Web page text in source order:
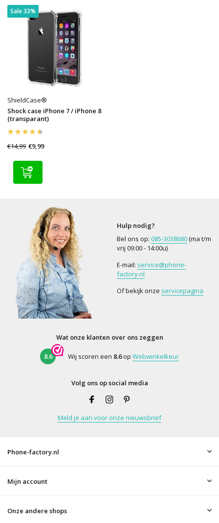
Sale 33%
ShieldCase®
Shock case iPhone 7 / iPhone 8
(transparant)
€14,99 €9,99
Hulp nodig?
Bel ons op: 085-3038680(ma t/m
vrij 09:00 - 14:00u)
E-mail: service@phone-
factory.nl
Of bekijk onze servicepagina
Wat onze klanten over ons zeggen
8.6 Wij scoren een 8.6op Webwinkelkeur
Volg ons op social media
Meld je aan voor onze nieuwsbrief
Phone-factory.nl
Mijn account
Onze andere shops